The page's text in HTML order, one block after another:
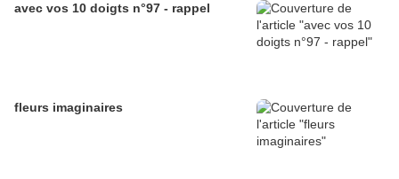
avec vos 10 doigts n°97 - rappel
fleurs imaginaires